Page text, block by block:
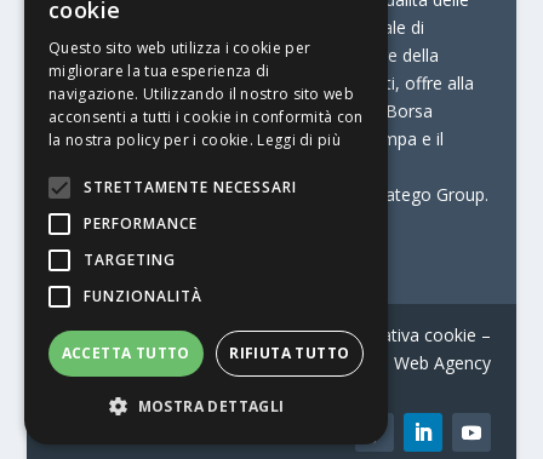
aziende di stampa e di converting. È il portale di
riferimento per chi opera in Italia nel settore della
comunicazione stampata. Oltre ai contenuti, offre alla
propria community diversi servizi come:
la Borsa
Lavoro, la Print Connection, i Big della Stampa e il
Stampamedia.net è una delle testate di Stratego Group.
Partita IVA07921450156
Contatti–Informativa privacy–Informativa cookie –
Web Agency
cookie
Questo sito web utilizza i cookie per
migliorare la tua esperienza di
navigazione. Utilizzando il nostro sito web
acconsenti a tutti i cookie in conformità con
la nostra policy per i cookie. Leggi di più
STRETTAMENTE NECESSARI
PERFORMANCE
TARGETING
FUNZIONALITÀ
ACCETTA TUTTO RIFIUTA TUTTO
MOSTRA DETTAGLI